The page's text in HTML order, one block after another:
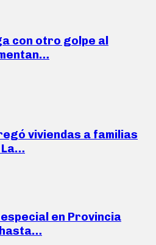
con otro golpe al
viviendas a familias
La…
en Provincia